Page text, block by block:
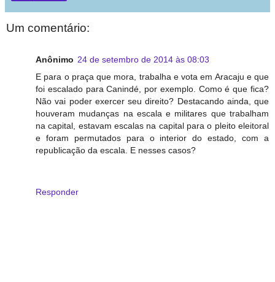
Um comentário:
Anônimo 24 de setembro de 2014 às 08:03
E para o praça que mora, trabalha e vota em Aracaju e que
foi escalado para Canindé, por exemplo. Como é que fica?
Não vai poder exercer seu direito? Destacando ainda, que
houveram mudanças na escala e militares que trabalham
na capital, estavam escalas na capital para o pleito eleitoral
e foram permutados para o interior do estado, com a
republicação da escala. E nesses casos?
Responder